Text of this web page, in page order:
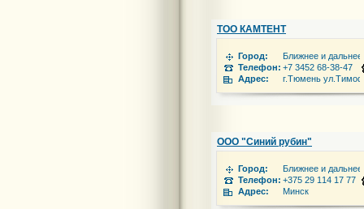
ТОО КАМТЕНТ
Город:
Ближнее и
Телефон: +7 3452 68-38-47
Адрес:
г.Тюмень
ООО "Синий рубин"
Город:
Ближнее и
Телефон: +375 29 114 17 77
Адрес:
Минск